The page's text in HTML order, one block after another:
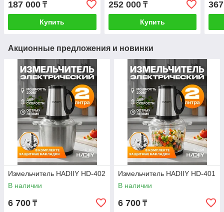
187 000 ₸
Купить
252 000₸
Купить
Акционные предложения и новинки
Измельчитель HADIIY HD-402
В наличии
6 700 ₸
Измельчитель HADIIY HD-401
В наличии
6 700 ₸